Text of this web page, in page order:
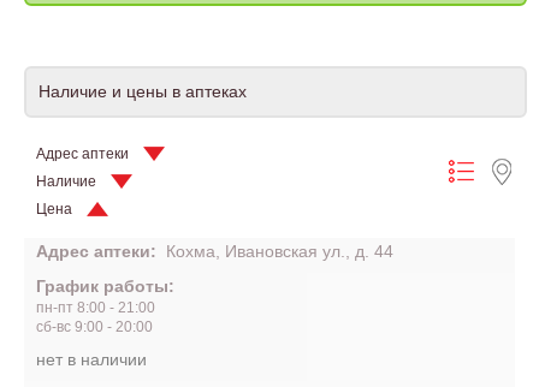
Наличие и цены в аптеках
Адрес аптеки
Наличие
Цена
Адрес аптеки:
Кохма, Ивановская ул., д. 44
График работы:
пн-пт 8:00 - 21:00
сб-вс 9:00 - 20:00
нет в наличии